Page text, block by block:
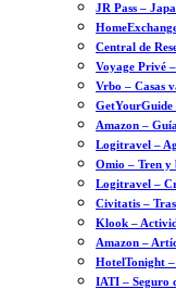
JR Pass –
Central de
Voyage Privé
Vrbo – Casas
GetYourGuide
Amazon –
Logitravel –
Omio – Tren y
Logitravel –
Civitatis –
Klook –
Amazon –
HotelTonight
IATI – Seguro